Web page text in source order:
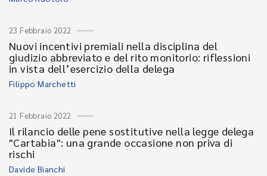
23 Febbraio 2022
Nuovi incentivi premiali nella disciplina del
giudizio abbreviato e del rito monitorio: riflessioni
in vista dell’esercizio della delega
Filippo Marchetti
21 Febbraio 2022
Il rilancio delle pene sostitutive nella legge delega
"Cartabia": una grande occasione non priva di
rischi
Davide Bianchi